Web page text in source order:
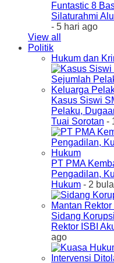
Funtastic 8
Silaturahmi
- 5 hari ago
View all
Politik
Hukum dan
Kasus Siswi
Pelaku,
Tuai Sorotan -
PT PMA
Pengadilan,
Hukum - 2
Sidang
Rektor ISBI
ago